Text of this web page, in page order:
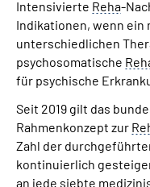
Intensivierte Reha-
Indikationen, wenn ein
unterschiedlichen
psychosomatische
für psychische
Seit 2019 gilt das
Rahmenkonzept zur
Zahl der
kontinuierlich
an jede siebte